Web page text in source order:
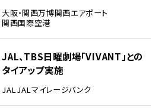
大阪・関西万博関西エアポート
関西国際空港
JAL、TBS日曜劇場「VIVANT」との
タイアップ実施
JALJALマイレージバンク